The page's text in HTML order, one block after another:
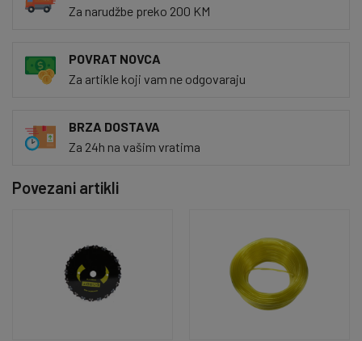
Za narudžbe preko 200 KM
POVRAT NOVCA
Za artikle koji vam ne odgovaraju
BRZA DOSTAVA
Za 24h na vašim vratima
Povezani artikli